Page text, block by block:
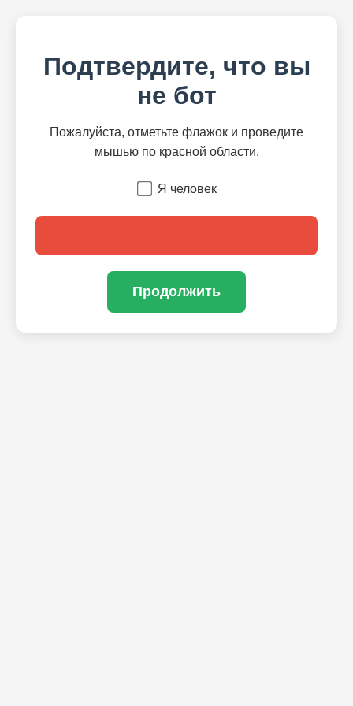
Подтвердите, что вы
не бот
Пожалуйста, отметьте флажок и проведите
мышью по красной области.
Я человек
Продолжить